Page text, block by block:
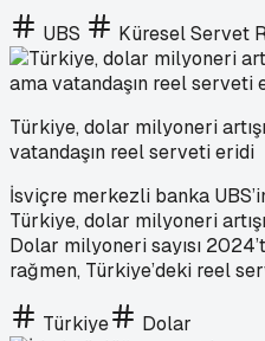
UBS Küresel Servet
Türkiye, dolar milyoneri
vatandaşın reel serveti eridi
İsviçre merkezli banka
Türkiye, dolar milyoneri
Dolar milyoneri sayısı
rağmen, Türkiye’deki reel
Türkiye Dolar